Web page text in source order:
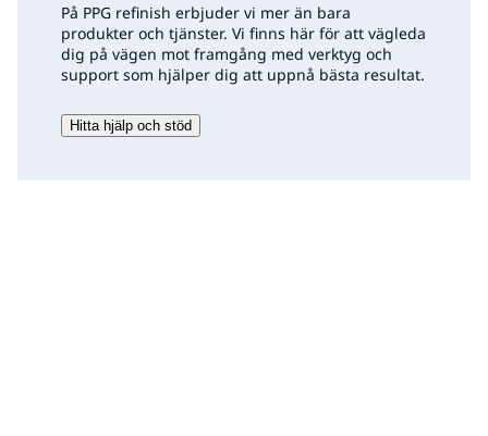
På PPG refinish erbjuder vi mer än bara
produkter och tjänster. Vi finns här för att vägleda
dig på vägen mot framgång med verktyg och
support som hjälper dig att uppnå bästa resultat.
Hitta hjälp och stöd